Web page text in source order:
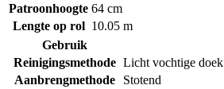
Patroonhoogte 64 cm
Lengte op rol 10.05 m
Gebruik
Reinigingsmethode Licht vochtige doek
Aanbrengmethode
Stotend